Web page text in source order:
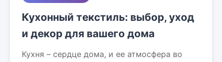
Кухонный текстиль: выбор, уход
и декор для вашего дома
Кухня – сердце дома, и ее атмосфера во